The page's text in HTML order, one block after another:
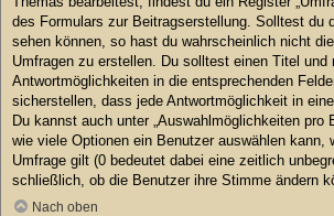
des Formulars zur Beitragserstellung. Solltest du
sehen können, so hast du wahrscheinlich nicht
Umfragen zu erstellen. Du solltest einen Titel und
Antwortmöglichkeiten in die entsprechenden
sicherstellen, dass jede Antwortmöglichkeit in
Du kannst auch unter „Auswahlmöglichkeiten pro
wie viele Optionen ein Benutzer auswählen kann,
Umfrage gilt (0 bedeutet dabei eine zeitlich
schließlich, ob die Benutzer ihre Stimme ändern
Nach oben